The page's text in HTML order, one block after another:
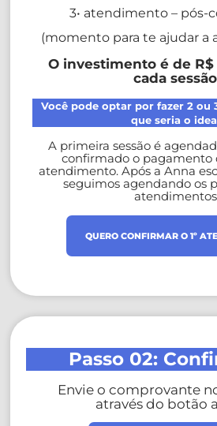
3• atendimento – pós-
(momento para te ajudar a
O investimento é de R$
cada
Você pode optar por fazer 2 ou
que seria o
A primeira sessão é
confirmado o pagamento
atendimento. Após a Anna
seguimos agendando os
QUERO CONFIRMAR O 1º
Passo 02:
Envie o comprovante
através do botão